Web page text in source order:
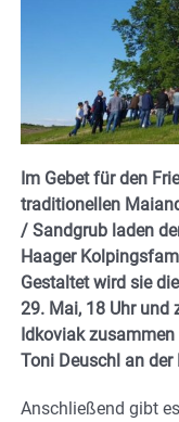
Im Gebet für den
traditionellen
/ Sandgrub laden
Haager
Gestaltet wird sie
29. Mai, 18 Uhr und
Idkoviak
Toni Deuschl an der
Anschließend gibt